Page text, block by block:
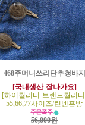
468주머니쓰리단추청바지
[국내생산-잘나가요]
[하이퀄리티-브랜드퀄리
55,66,77사이즈/린넨혼방
56,000원